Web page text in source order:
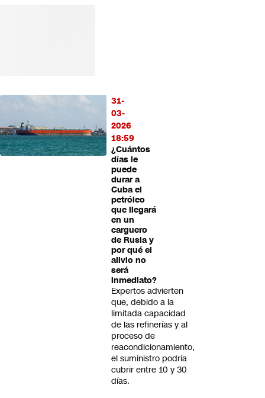
31-
03-
2026
18:59
¿Cuántos
días le
puede
durar a
Cuba el
petróleo
que llegará
en un
carguero
de Rusia y
por qué el
alivio no
será
inmediato?
Expertos advierten
que, debido a la
limitada capacidad
de las refinerías y al
proceso de
reacondicionamiento,
el suministro podría
cubrir entre 10 y 30
días.